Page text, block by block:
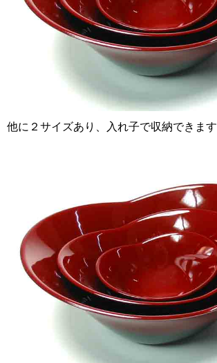
他に２サイズあり、入れ子で収納できます